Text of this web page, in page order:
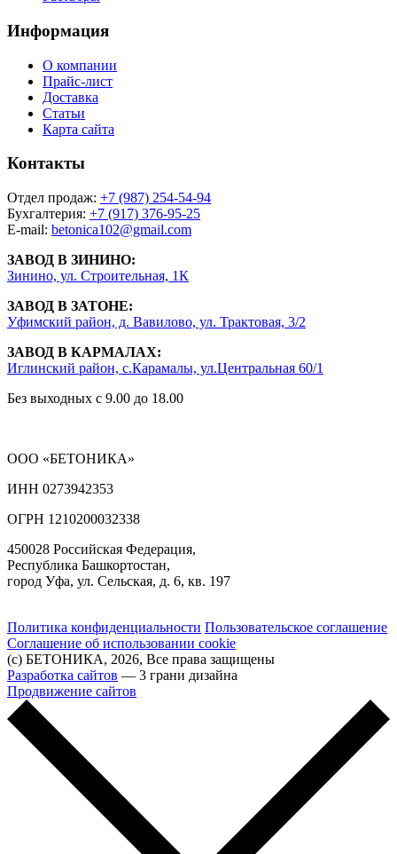
Информация
О компании
Прайс-лист
Доставка
Статьи
Карта сайта
Контакты
Отдел продаж: +7 (987) 254-54-94
Бухгалтерия: +7 (917) 376-95-25
E-mail: betonica102@gmail.com
ЗАВОД В ЗИНИНО:
Зинино, ул. Строительная, 1К
ЗАВОД В ЗАТОНЕ:
Уфимский район, д. Вавилово, ул. Трактовая, 3/2
ЗАВОД В КАРМАЛАХ:
Иглинский район, с.Карамалы, ул.Центральная 60/1
Без выходных с 9.00 до 18.00
ООО «БЕТОНИКА»
ИНН 0273942353
ОГРН 1210200032338
450028 Российская Федерация,
Республика Башкортостан,
город Уфа, ул. Сельская, д. 6, кв. 197
Политика конфиденциальности Пользовательское соглашение
Соглашение об использовании cookie
(с) БЕТОНИКА, 2026, Все права защищены
Разработка сайтов — 3 грани дизайна
Продвижение сайтов